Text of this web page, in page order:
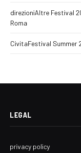
direzioniAltre Festival
Roma
CivitaFestival Summer
LEGAL
privacy policy